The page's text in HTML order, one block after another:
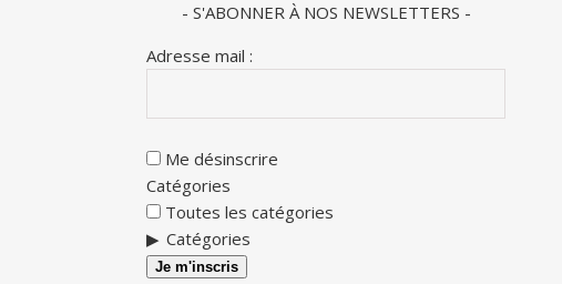
- S'ABONNER À NOS NEWSLETTERS -
Adresse mail :
Me désinscrire
Catégories
Toutes les catégories
Catégories
Je m'inscris